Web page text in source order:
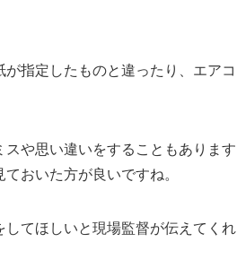
指定したものと違ったり、エアコ
や思い違いをすることもあります
おいた方が良いですね。
てほしいと現場監督が伝えてくれ